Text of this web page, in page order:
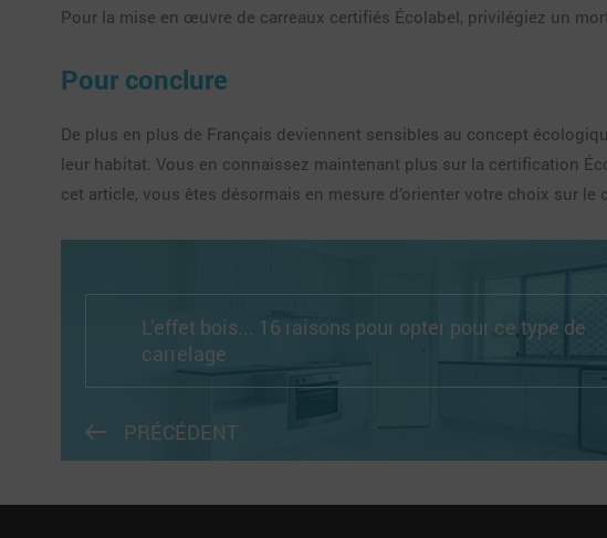
Pour la mise en œuvre de carreaux certifiés Écolabel, privilégiez un
Pour conclure
De plus en plus de Français deviennent sensibles au concept
leur habitat. Vous en connaissez maintenant plus sur la certification
cet article, vous êtes désormais en mesure d’orienter votre choix sur
L’effet bois... 16 raisons pour opter pour ce type de
carrelage
PRÉCÉDENT